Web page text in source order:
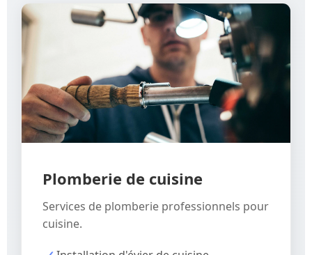
Plomberie de cuisine
Services de plomberie professionnels pour
cuisine.